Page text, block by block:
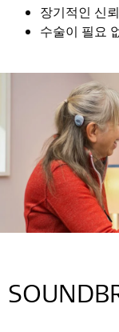
장기적인 신
수술이 필요